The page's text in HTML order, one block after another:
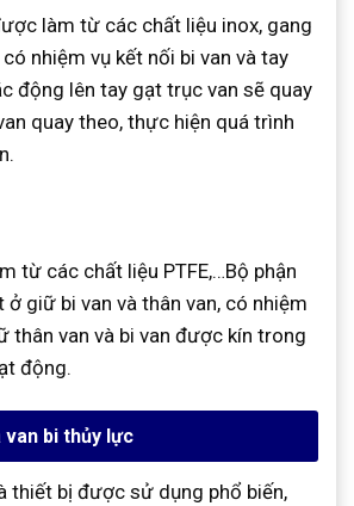
làm từ các chất liệu inox, gang
nhiệm vụ kết nối bi van và tay
động lên tay gạt trục van sẽ quay
quay theo, thực hiện quá trình
từ các chất liệu PTFE,…Bộ phận
giữ bi van và thân van, có nhiệm
thân van và bi van được kín trong
động.
van bi thủy lực
thiết bị được sử dụng phổ biến,